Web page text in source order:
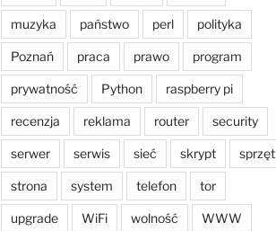
muzyka państwo perl polityka
Poznań praca prawo program
prywatność Python raspberry pi
recenzja reklama router security
serwer serwis sieć skrypt sprzęt
strona system telefon tor
upgrade WiFi wolność WWW